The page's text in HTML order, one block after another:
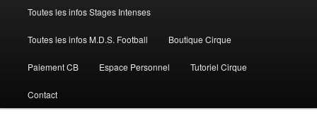
Toutes les infos Stages Intenses
Toutes les infos M.D.S. Football Boutique Cirque
Paiement CB Espace Personnel Tutoriel Cirque
Contact